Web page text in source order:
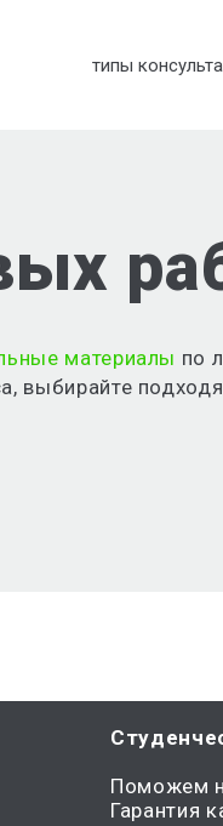
типы
материалы по
выбирайте
Поможем
Гарантия